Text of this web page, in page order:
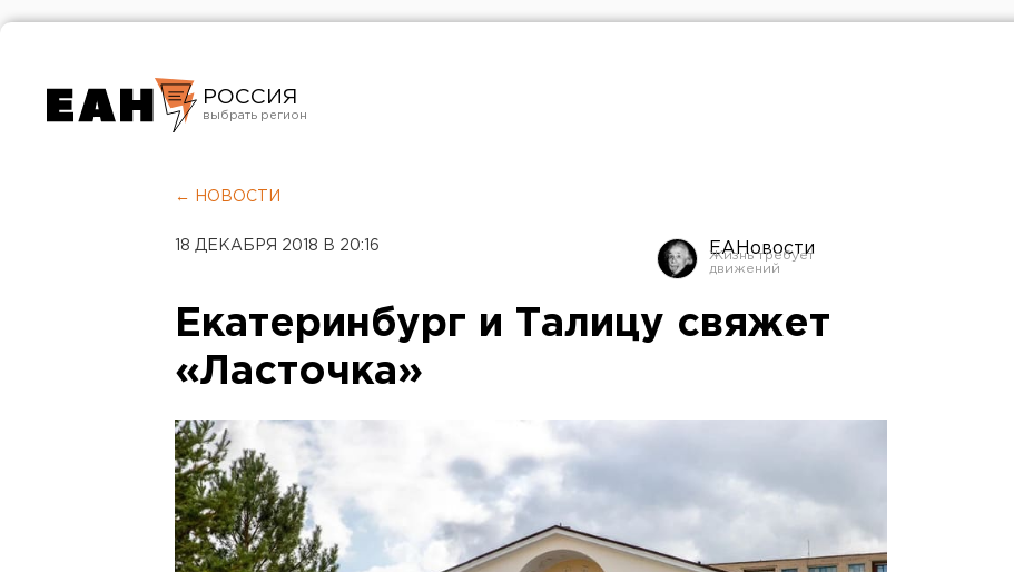
РОССИЯ
Челябинск
← НОВОСТИ
18 ДЕКАБРЯ 2018 В 20:16 ЕАНовости
Екатеринбург и Талицу свяжет
«Ласточка»